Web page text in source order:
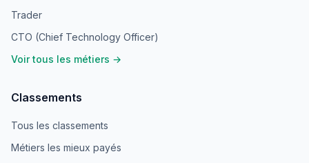
Trader
CTO (Chief Technology Officer)
Voir tous les métiers →
Classements
Tous les classements
Métiers les mieux payés